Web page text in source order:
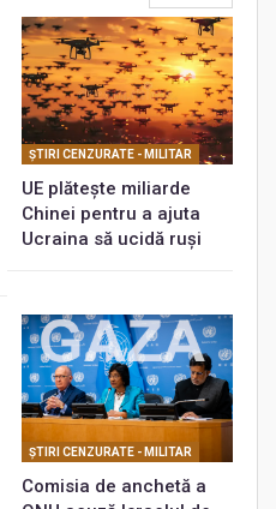
ŞTIRI CENZURATE - MILITAR
UE plătește miliarde
Chinei pentru a ajuta
Ucraina să ucidă ruși
ŞTIRI CENZURATE - MILITAR
Comisia de anchetă a